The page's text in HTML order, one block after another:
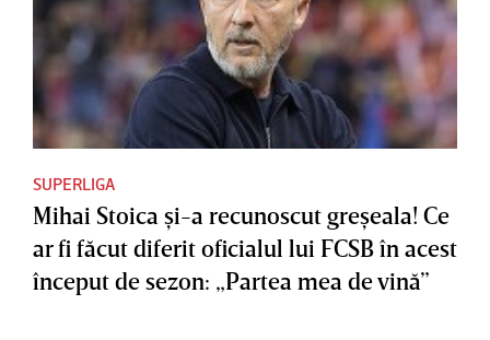
SUPERLIGA
Mihai Stoica şi-a recunoscut greşeala! Ce
ar fi făcut diferit oficialul lui FCSB în acest
început de sezon: „Partea mea de vină”